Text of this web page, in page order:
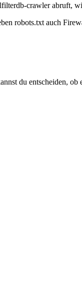
crawler abruft,
robots.txt auch
du entscheiden,